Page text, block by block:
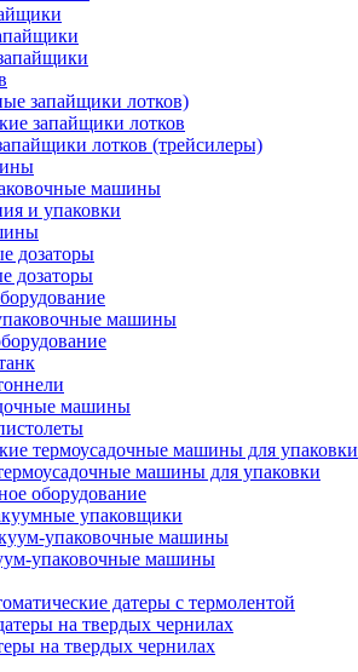
запайщики лотков)
запайщики лотков
лотков (трейсилеры)
машины
и упаковки
дозаторы
дозаторы
машины
машины
термоусадочные машины для упаковки
машины для упаковки
оборудование
упаковщики
упаковочные машины
упаковочные машины
датеры с термолентой
на твердых чернилах
на твердых чернилах